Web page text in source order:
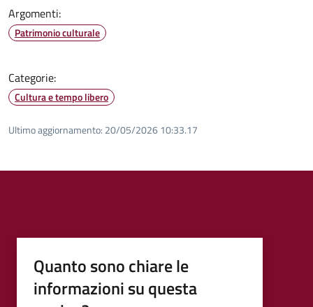
Argomenti:
Patrimonio culturale
Categorie:
Cultura e tempo libero
Ultimo aggiornamento: 20/05/2026 10:33.17
Quanto sono chiare le
informazioni su questa